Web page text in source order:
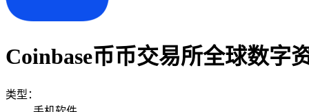
Coinbase币币交易所全球数字
类型：